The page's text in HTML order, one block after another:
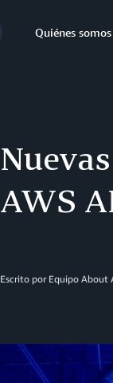
Quiénes somos
AWS
Escrito por Equipo About